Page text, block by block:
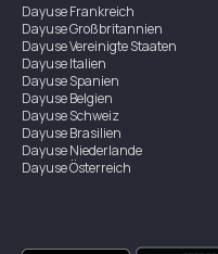
DayuseFrankreich
DayuseGroßbritannien
DayuseVereinigte Staaten
DayuseItalien
DayuseSpanien
DayuseBelgien
DayuseSchweiz
DayuseBrasilien
DayuseNiederlande
DayuseÖsterreich